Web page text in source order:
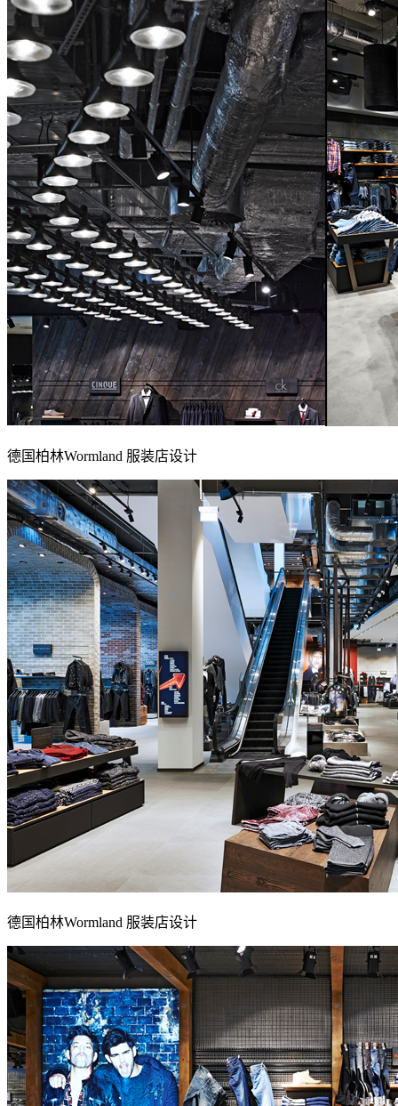
德国柏林Wormland 服装店设计
德国柏林Wormland 服装店设计